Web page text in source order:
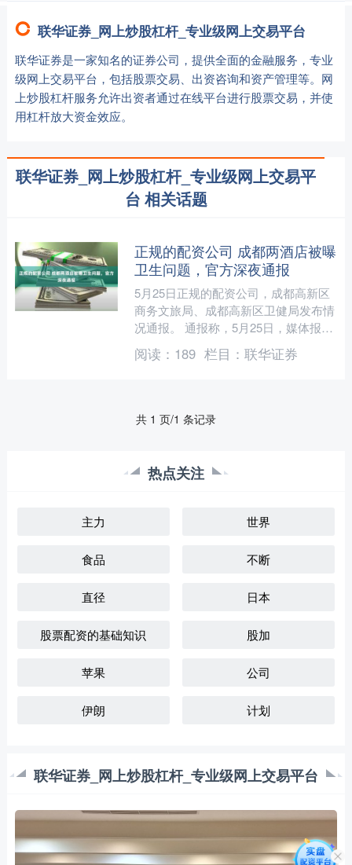
联华证券_网上炒股杠杆_专业级网上交易平台
联华证券是一家知名的证券公司，提供全面的金融服务，专业
级网上交易平台，包括股票交易、出资咨询和资产管理等。网
上炒股杠杆服务允许出资者通过在线平台进行股票交易，并使
用杠杆放大资金效应。
联华证券_网上炒股杠杆_专业级网上交易平
台 相关话题
正规的配资公司 成都两酒店被曝
卫生问题，官方深夜通报
5月25日正规的配资公司，成都高新区
商务文旅局、成都高新区卫健局发布情
况通报。 通报称，5月25日，媒体报道
中和大道维也纳酒店、萃华路全季酒店
存在未严格落实公共....
阅读： 189 栏目： 联华证券
共 1 页/1 条记录
热点关注
主力 世界
食品 不断
直径 日本
股票配资的基础知识 股加
苹果 公司
伊朗 计划
联华证券_网上炒股杠杆_专业级网上交易平台